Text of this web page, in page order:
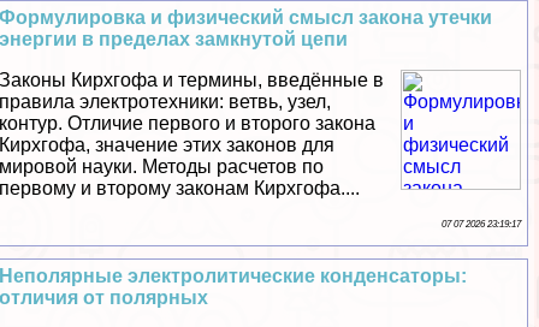
Формулировка и физический смысл закона утечки
энергии в пределах замкнутой цепи
Законы Кирхгофа и термины, введённые в
правила электротехники: ветвь, узел,
контур. Отличие первого и второго закона
Кирхгофа, значение этих законов для
мировой науки. Методы расчетов по
первому и второму законам Кирхгофа....
07 07 2026 23:19:17
Неполярные электролитические конденсаторы:
отличия от полярных